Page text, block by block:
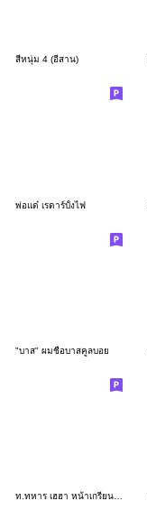
สีหนุ่ม 4 (อีสาน)
พ่อแด๋ เรดาร์บั้งไฟ
"บาส" ผมชื่อบาสคูลบอย
ท.ทหาร เฮฮา หน้าเกรียน (V. อีสาน)